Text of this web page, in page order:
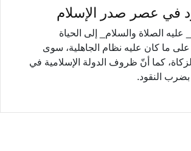
في عصر صدر الإسلام
الصلاة والسلام_ إلى الحياة
على ما كان عليه نظام الجاهلية، سوى
كما أنّ ظروف الدولة الإسلامية في
بضرب النقود.